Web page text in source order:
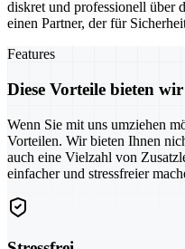
diskret und professionell über
einen Partner, der für
Features
Diese Vorteile bieten
Wenn Sie mit uns umziehen
Vorteilen. Wir bieten Ihnen
auch eine Vielzahl von
einfacher und stressfreier